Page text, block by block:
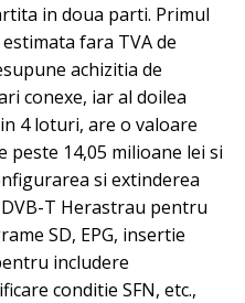
in doua parti. Primul
fara TVA de
achizitia de
conexe, iar al doilea
4 loturi, are o valoare
peste 14,05 milioane lei si
si extinderea
T Herastrau pentru
SD, EPG, insertie
includere
conditie SFN, etc.,